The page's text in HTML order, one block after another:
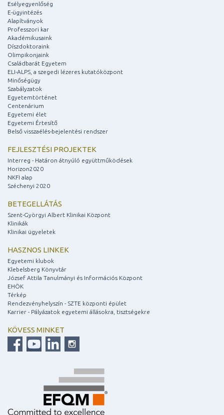
Esélyegyenlőség
E-ügyintézés
Alapítványok
Professzori kar
Akadémikusaink
Díszdoktoraink
Olimpikonjaink
Családbarát Egyetem
ELI-ALPS, a szegedi lézeres kutatóközpont
Minőségügy
Szabályzatok
Egyetemtörténet
Centenárium
Egyetemi élet
Egyetemi Értesítő
Belső visszaélés-bejelentési rendszer
FEJLESZTÉSI PROJEKTEK
Interreg - Határon átnyúló együttműködések
Horizon2020
NKFI alap
Széchenyi 2020
BETEGELLÁTÁS
Szent-Györgyi Albert Klinikai Központ
Klinikák
Klinikai ügyeletek
HASZNOS LINKEK
Egyetemi klubok
Klebelsberg Könyvtár
József Attila Tanulmányi és Információs Központ
EHÖK
Térkép
Rendezvényhelyszín - SZTE központi épület
Karrier - Pályázatok egyetemi állásokra, tisztségekre
KÖVESS MINKET